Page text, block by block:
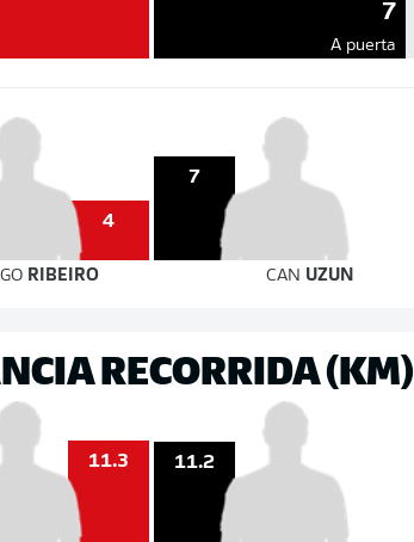
7
A puerta
4
7
RIBEIRO CAN UZUN
RECORRIDA (KM)
11.3 11.2